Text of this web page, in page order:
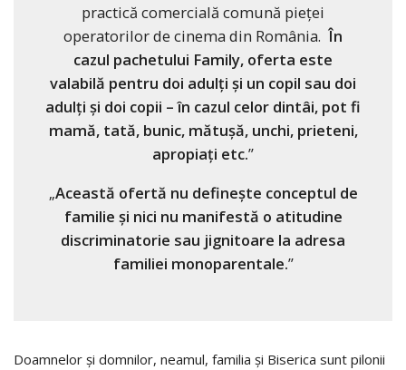
practică comercială comună pieței
operatorilor de cinema din România. În
cazul pachetului Family, oferta este
valabilă pentru doi adulți și un copil sau doi
adulți și doi copii – în cazul celor dintâi, pot fi
mamă, tată, bunic, mătușă, unchi, prieteni,
apropiați etc.”
„Această ofertă nu definește conceptul de
familie și nici nu manifestă o atitudine
discriminatorie sau jignitoare la adresa
familiei monoparentale.”
Doamnelor și domnilor, neamul, familia și Biserica sunt pilonii